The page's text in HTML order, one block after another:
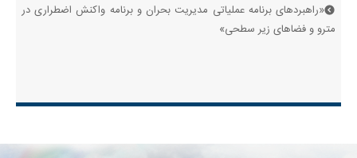
«راهبردهای برنامه عملیاتی مدیریت بحران و برنامه واکنش اضطراری در
مترو و فضاهای زیر سطحی»